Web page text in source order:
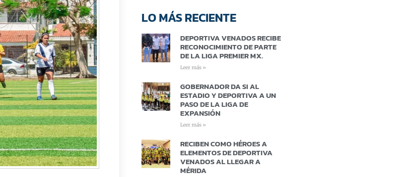
LO MÁS RECIENTE
DEPORTIVA VENADOS RECIBE
RECONOCIMIENTO DE PARTE
DE LA LIGA PREMIER MX.
Leer más »
GOBERNADOR DA SI AL
ESTADIO Y DEPORTIVA A UN
PASO DE LA LIGA DE
EXPANSIÓN
Leer más »
RECIBEN COMO HÉROES A
ELEMENTOS DE DEPORTIVA
VENADOS AL LLEGAR A
MÉRIDA